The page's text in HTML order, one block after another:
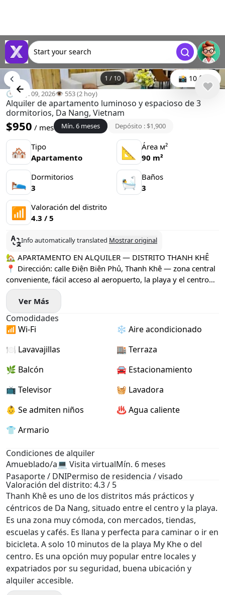
Start your search
1 / 10 📸 10 foto
🕒 may. 09, 2026👁️ 553 (2 hoy)
Alquiler de apartamento luminoso y espacioso de 3
dormitorios, Da Nang, Vietnam
$950 / mes Mín. 6 meses Depósito : $1,900
🏘 Tipo
Apartamento
📐
Área м²
90 m²
🛌 Dormitorios
3
🛀
Baños
3
📶 Valoración del distrito
4.3 / 5
Info automatically translated Mostrar original
🏡 APARTAMENTO EN ALQUILER — DISTRITO THANH KHÊ
📍 Dirección: calle Điện Biên Phủ, Thanh Khê — zona central
conveniente, fácil acceso al aeropuerto, la playa y el centro
de la ciudad.
🛏 Casa con 3 dormitorios
🌞 Espacio luminoso y espacioso
🛋 Totalmente amueblado — ¡solo trae tu maleta!
💰 Precio: 25.000.000 VND/mes
🔐 Depósito: 2 meses
💳 Pago: 3 meses
📆 Plazo de alquiler: mínimo 6–12 meses
✨ Ideal para familias, profesionales o larga estancia en Da
Ver Más
Comodidades
📶 Wi-Fi
❄️ Aire acondicionado
🍽️ Lavavajillas
🏬 Terraza
🌿 Balcón
🚘 Estacionamiento
📺 Televisor
🧺 Lavadora
👶 Se admiten niños
♨️ Agua caliente
👕 Armario
Condiciones de alquiler
Amueblado/a💻 Visita virtualMín. 6 meses
Pasaporte / DNIPermiso de residencia / visado
Valoración del distrito: 4.3 / 5
Thanh Khê es uno de los distritos más prácticos y
céntricos de Da Nang, situado entre el centro y la playa.
Es una zona muy cómoda, con mercados, tiendas,
escuelas y cafés. Es llana y perfecta para caminar o ir en
bicicleta. A solo 10 minutos de la playa My Khe o del
centro. Es una opción muy popular entre locales y
expatriados por su seguridad, buena ubicación y
alquiler accesible.